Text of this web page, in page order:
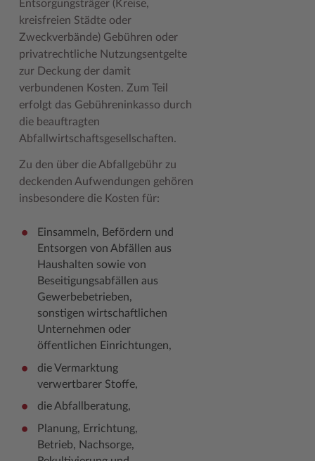
Geodatenportale (Kreiskarte)
Kfz-Zulassung
Kontakt / Öffnungszeiten
Leistungen
Publikationen
Wo Sie uns finden
Wunsch-Kennzeichen ↗
Zuständigkeitsfinder SH ↗
Fotoarchiv
Hitzeschutz
Klimaanpassungskonzept
Lokales Wetter
Pressemeldungen
Social Media
Stellenangebote
Stormarninfo
Termine
Ukrainehilfe
Woche der Seelischen Gesundheit
#MeinStormarn
Kreispräsident
Kreistag und Ausschüsse
Kreistag Sitzungskalender
Landrat
Stabsbereiche
Städte und Gemeinden
Wahlen im Kreis
Wappen und Geschichte
Wappenrolle
Was ist ein Kreis?
Zahlen, Daten, Fakten
Offene Stellen
Praktika und FSJ
Weiterbildung beim Kreis Stormarn
Klimaschutz beim Kreis Stormarn
Projekt e-Gewerbe
Stormarner Bündnis für bezahlbares Wohnen
Zahlen, Daten, Fakten
Kulturelle Einrichtungen
Museen
Naturschutzgebiete
Storchenhorste
Termine und Veranstaltungen
Tourismus
Umlandscout Hamburg
Vereine und Gruppen
Wälder und Moore
Entsorgungsträger (Kreise,
kreisfreien Städte oder
Zweckverbände) Gebühren oder
privatrechtliche Nutzungsentgelte
zur Deckung der damit
verbundenen Kosten. Zum Teil
erfolgt das Gebühreninkasso durch
die beauftragten
Abfallwirtschaftsgesellschaften.
Zu den über die Abfallgebühr zu
deckenden Aufwendungen gehören
insbesondere die Kosten für:
Einsammeln, Befördern und
Entsorgen von Abfällen aus
Haushalten sowie von
Beseitigungsabfällen aus
Gewerbebetrieben,
sonstigen wirtschaftlichen
Unternehmen oder
öffentlichen Einrichtungen,
die Vermarktung
verwertbarer Stoffe,
die Abfallberatung,
Planung, Errichtung,
Betrieb, Nachsorge,